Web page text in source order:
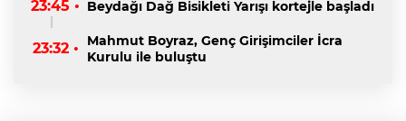
23:45 • Beydağı Dağ Bisikleti Yarışı kortejle başladı
23:32 •
Mahmut Boyraz, Genç Girişimciler İcra
Kurulu ile buluştu